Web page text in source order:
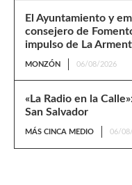
El Ayuntamiento y
consejero de
impulso de La
MONZÓN 06/08/2026
«La Radio en la
San Salvador
MÁS CINCA MEDIO 06/